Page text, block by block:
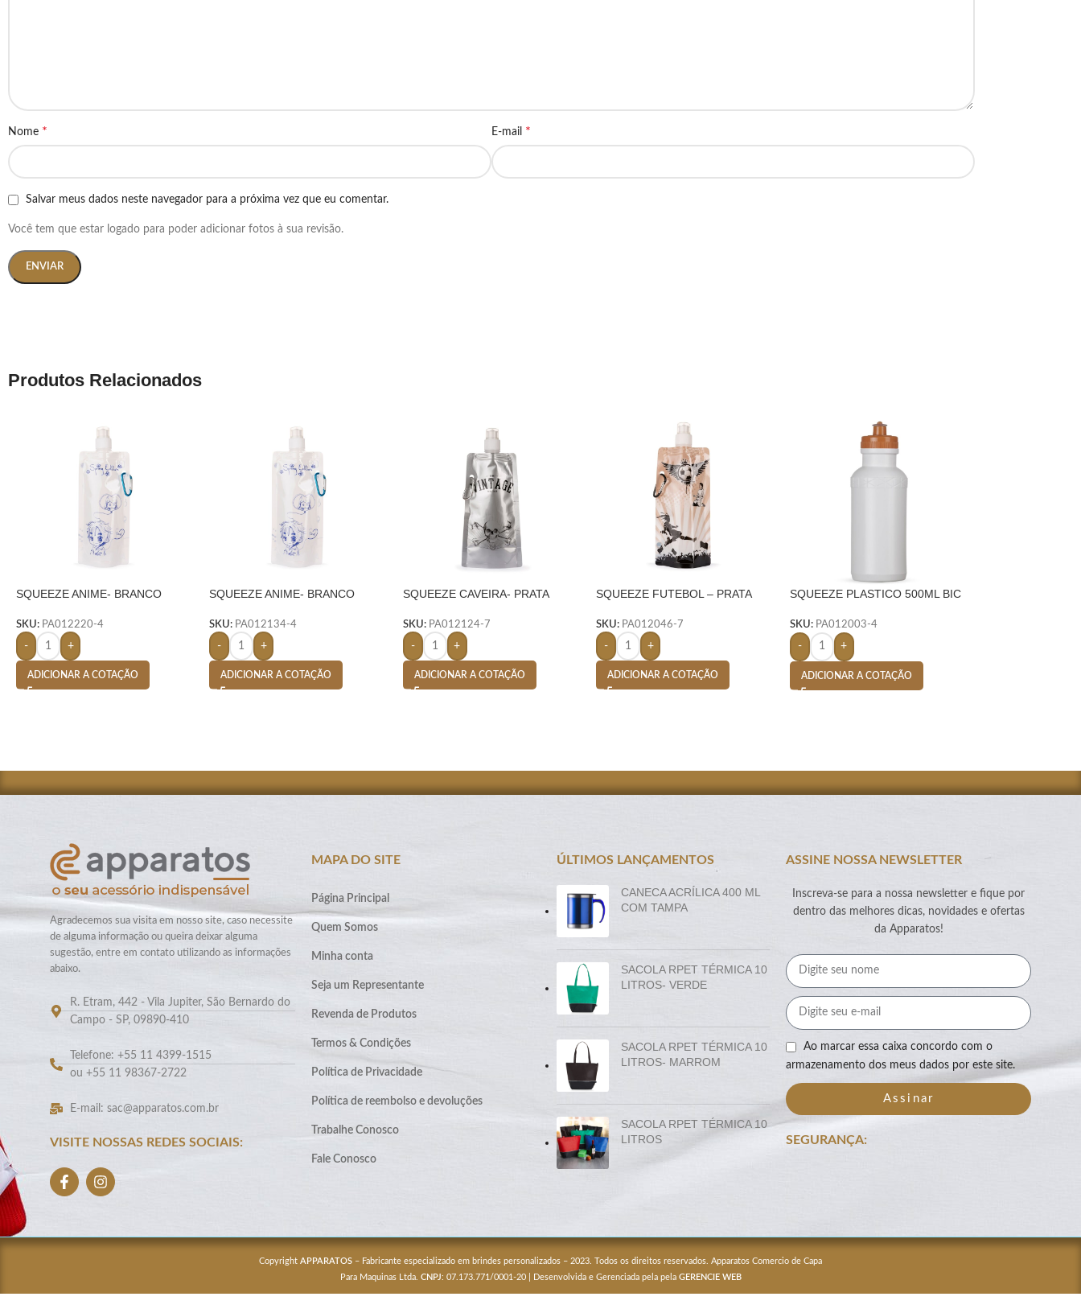
Nome * E-mail *
Salvar meus dados neste navegador para a próxima vez que eu comentar.
Você tem que estar logado para poder adicionar fotos à sua revisão.
Produtos Relacionados
SQUEEZE ANIME- BRANCO
SKU: PA012220-4
- +
ADICIONAR A COTAÇÃO
SQUEEZE ANIME- BRANCO
SKU: PA012134-4
- +
ADICIONAR A COTAÇÃO
SQUEEZE CAVEIRA- PRATA
SKU: PA012124-7
- +
ADICIONAR A COTAÇÃO
SQUEEZE FUTEBOL – PRATA
SKU: PA012046-7
- +
ADICIONAR A COTAÇÃO
SQUEEZE PLASTICO 500ML BIC
SKU: PA012003-4
- +
ADICIONAR A COTAÇÃO
Agradecemos sua visita em nosso site, caso necessite
de alguma informação ou queira deixar alguma
sugestão, entre em contato utilizando as informações
abaixo.
R. Etram, 442 - Vila Jupiter, São Bernardo do
Campo - SP, 09890-410
Telefone: +55 11 4399-1515
ou +55 11 98367-2722
E-mail: sac@apparatos.com.br
VISITE NOSSAS REDES SOCIAIS:
MAPA DO SITE
Página Principal
Quem Somos
Minha conta
Seja um Representante
Revenda de Produtos
Termos & Condições
Política de Privacidade
Política de reembolso e devoluções
Trabalhe Conosco
Fale Conosco
ÚLTIMOS LANÇAMENTOS
CANECA ACRÍLICA 400 ML
COM TAMPA
SACOLA RPET TÉRMICA 10
LITROS- VERDE
SACOLA RPET TÉRMICA 10
LITROS- MARROM
SACOLA RPET TÉRMICA 10
LITROS
ASSINE NOSSA NEWSLETTER
Inscreva-se para a nossa newsletter e fique por
dentro das melhores dicas, novidades e ofertas
da Apparatos!
Ao marcar essa caixa concordo com o
armazenamento dos meus dados por este site.
Assinar
SEGURANÇA:
Copyright APPARATOS – Fabricante especializado em brindes personalizados – 2023. Todos os direitos reservados. Apparatos Comercio de Capa
Para Maquinas Ltda. CNPJ: 07.173.771/0001-20 | Desenvolvida e Gerenciada pela pela GERENCIE WEB